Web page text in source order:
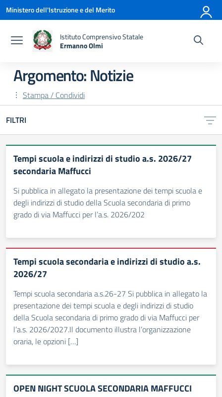
Vai ai contenuti
Vai al menu di navigazione
Vai al footer
Ministero dell'Istruzione e del Merito
Istituto Comprensivo Statale
Ermanno Olmi
Argomento: Notizie
Stampa / Condividi
FILTRI
Tempi scuola e indirizzi di studio a.s. 2026/27
secondaria Maffucci
Si pubblica in allegato la presentazione dei tempi scuola e
degli indirizzi di studio della Scuola secondaria di primo
grado di via Maffucci per l’a.s. 2026/202
Tempi scuola secondaria e indirizzi di studio a.s.
2026/27
Tempi scuola secondaria a.s.26-27 Si pubblica in allegato la
presentazione dei tempi scuola e degli indirizzi di studio
della Scuola secondaria di primo grado di via Maffucci per
l’a.s. 2026/2027.Il documento illustra l’organizzazione
oraria, le opzioni […]
OPEN NIGHT SCUOLA SECONDARIA MAFFUCCI